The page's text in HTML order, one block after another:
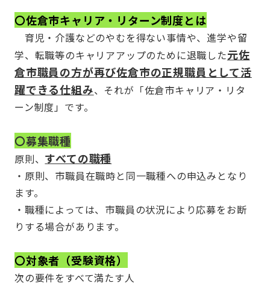
〇佐倉市キャリア・リターン制度とは
育児・介護などのやむを得ない事情や、進学や留
学、転職等のキャリアアップのために退職した元佐
倉市職員の方が再び佐倉市の正規職員として活
躍できる仕組み、それが「佐倉市キャリア・リタ
ーン制度」です。
〇募集職種
原則、 すべての職種
・原則、市職員在職時と同一職種への申込みとなり
ます。
・職種によっては、市職員の状況により応募をお断
りする場合があります。
〇対象者（受験資格）
次の要件をすべて満たす人